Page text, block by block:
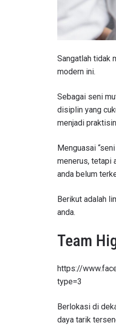
Sangatlah tidak
modern ini.
Sebagai seni
disiplin yang
menjadi
Menguasai
menerus, tetapi
anda belum
Berikut adalah
anda.
Team
https://
type=3
Berlokasi di
daya tarik